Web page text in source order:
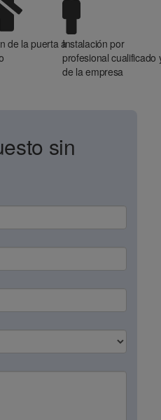
de la puerta aInstalación por
profesional cualificado
de la empresa
sin